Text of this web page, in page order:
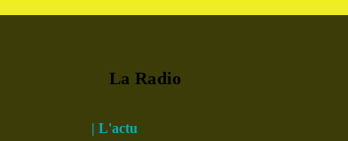
La Radio
| L'actu